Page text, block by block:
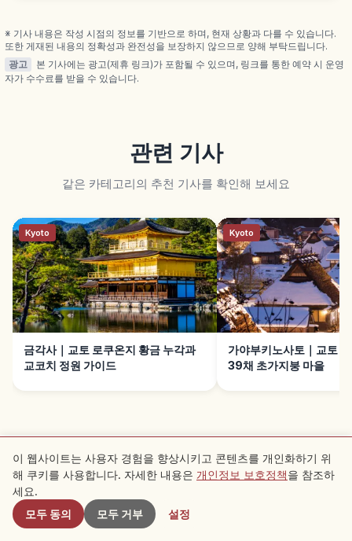
※ 기사 내용은 작성 시점의 정보를 기반으로 하며, 현재 상황과 다를 수 있습니다.
또한 게재된 내용의 정확성과 완전성을 보장하지 않으므로 양해 부탁드립니다.
광고
본 기사에는 광고(제휴 링크)가 포함될 수 있으며, 링크를 통한 예약 시 운영
자가 수수료를 받을 수 있습니다.
관련 기사
같은 카테고리의 추천 기사를 확인해 보세요
Kyoto
금각사｜교토 로쿠온지 황금 누각과
교코치 정원 가이드
Kyoto
가야부키노사토｜교토
39채 초가지붕 마을
근처 스팟
이용약관개인정보 보호정책
이 웹사이트는 사용자 경험을 향상시키고 콘텐츠를 개인화하기 위
해 쿠키를 사용합니다. 자세한 내용은 개인정보 보호정책을 참조하
세요.
모두 동의
모두 거부 설정